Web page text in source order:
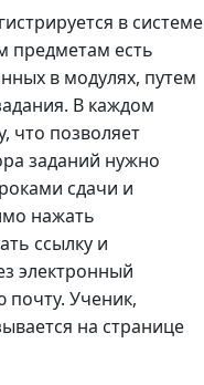
в системе
предметам есть
в модулях, путем
В каждом
что позволяет
заданий нужно
сдачи и
нажать
ссылку и
электронный
почту. Ученик,
на странице